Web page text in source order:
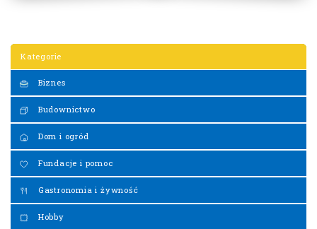
Kategorie
Biznes
Budownictwo
Dom i ogród
Fundacje i pomoc
Gastronomia i żywność
Hobby